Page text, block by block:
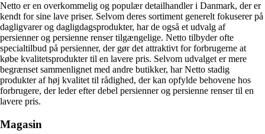
Netto er en overkommelig og populær detailhandler i Danmark, der er
kendt for sine lave priser. Selvom deres sortiment generelt fokuserer på
dagligvarer og dagligdagsprodukter, har de også et udvalg af
persienner og persienne renser tilgængelige. Netto tilbyder ofte
specialtilbud på persienner, der gør det attraktivt for forbrugerne at
købe kvalitetsprodukter til en lavere pris. Selvom udvalget er mere
begrænset sammenlignet med andre butikker, har Netto stadig
produkter af høj kvalitet til rådighed, der kan opfylde behovene hos
forbrugere, der leder efter debel persienner og persienne renser til en
lavere pris.
Magasin